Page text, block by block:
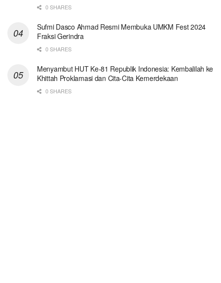
0 SHARES
Sufmi Dasco Ahmad Resmi Membuka UMKM Fest 2024
Fraksi Gerindra
0 SHARES
Menyambut HUT Ke-81 Republik Indonesia: Kembalilah ke
Khittah Proklamasi dan Cita-Cita Kemerdekaan
0 SHARES